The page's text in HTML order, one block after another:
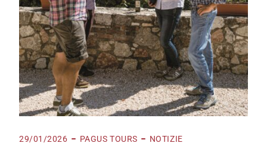
29/01/2026 PAGUS TOURS NOTIZIE